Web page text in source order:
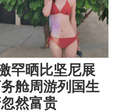
罕晒比坚尼展
舱周游列国生
然富贵